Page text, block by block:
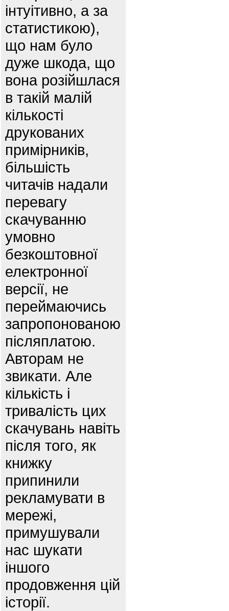
інтуітивно, а за
статистикою),
що нам було
дуже шкода, що
вона розійшлася
в такій малій
кількості
друкованих
примірників,
більшість
читачів надали
перевагу
скачуванню
умовно
безкоштовної
електронної
версії, не
переймаючись
запропонованою
післяплатою.
Авторам не
звикати. Але
кількість і
тривалість цих
скачувань навіть
після того, як
книжку
припинили
рекламувати в
мережі,
примушували
нас шукати
іншого
продовження цій
історії.